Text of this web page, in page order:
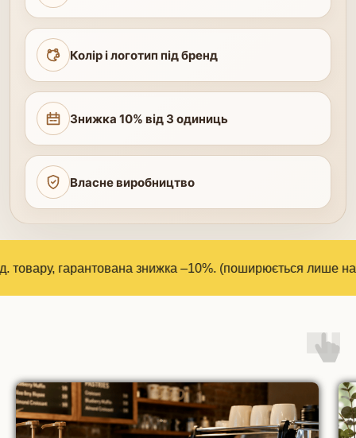
Колір і логотип під бренд
Знижка 10% від 3 одиниць
Власне виробництво
гарантована знижка –10%. (поширюється лише на вироби